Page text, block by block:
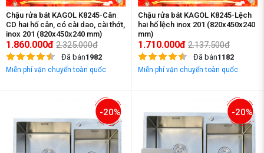
Chậu rửa bát KAGOL K8245-Cân
CD hai hố cân, có cài dao, cài thớt,
inox 201 (820x450x240 mm)
1.860.000đ 2.325.000đ
Đã bán1982
Miễn phí vận chuyển toàn quốc
Chậu rửa bát KAGOL K8245-Lệch
hai hố lệch inox 201 (820x450x240
mm)
1.710.000đ 2.137.500đ
Đã bán1182
Miễn phí vận chuyển toàn quốc
-20% -20%